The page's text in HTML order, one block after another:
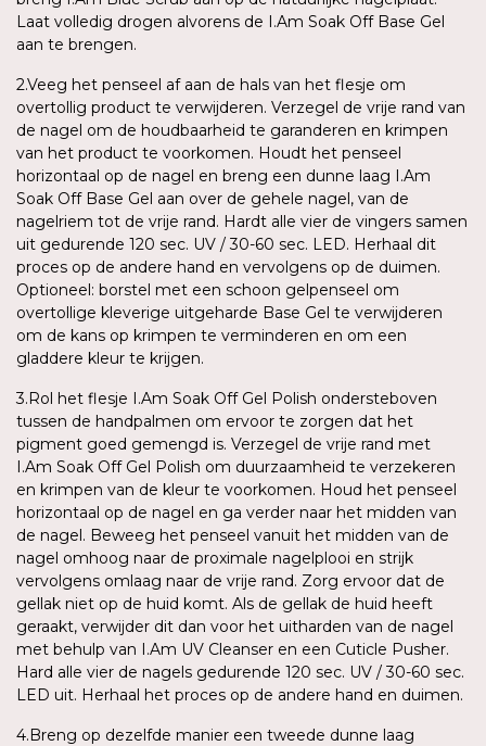
Laat volledig drogen alvorens de I.Am Soak Off Base Gel
aan te brengen.
2.Veeg het penseel af aan de hals van het flesje om
overtollig product te verwijderen. Verzegel de vrije rand van
de nagel om de houdbaarheid te garanderen en krimpen
van het product te voorkomen. Houdt het penseel
horizontaal op de nagel en breng een dunne laag I.Am
Soak Off Base Gel aan over de gehele nagel, van de
nagelriem tot de vrije rand. Hardt alle vier de vingers samen
uit gedurende 120 sec. UV / 30-60 sec. LED. Herhaal dit
proces op de andere hand en vervolgens op de duimen.
Optioneel: borstel met een schoon gelpenseel om
overtollige kleverige uitgeharde Base Gel te verwijderen
om de kans op krimpen te verminderen en om een
gladdere kleur te krijgen.
3.Rol het flesje I.Am Soak Off Gel Polish ondersteboven
tussen de handpalmen om ervoor te zorgen dat het
pigment goed gemengd is. Verzegel de vrije rand met
I.Am Soak Off Gel Polish om duurzaamheid te verzekeren
en krimpen van de kleur te voorkomen. Houd het penseel
horizontaal op de nagel en ga verder naar het midden van
de nagel. Beweeg het penseel vanuit het midden van de
nagel omhoog naar de proximale nagelplooi en strijk
vervolgens omlaag naar de vrije rand. Zorg ervoor dat de
gellak niet op de huid komt. Als de gellak de huid heeft
geraakt, verwijder dit dan voor het uitharden van de nagel
met behulp van I.Am UV Cleanser en een Cuticle Pusher.
Hard alle vier de nagels gedurende 120 sec. UV / 30-60 sec.
LED uit. Herhaal het proces op de andere hand en duimen.
4.Breng op dezelfde manier een tweede dunne laag